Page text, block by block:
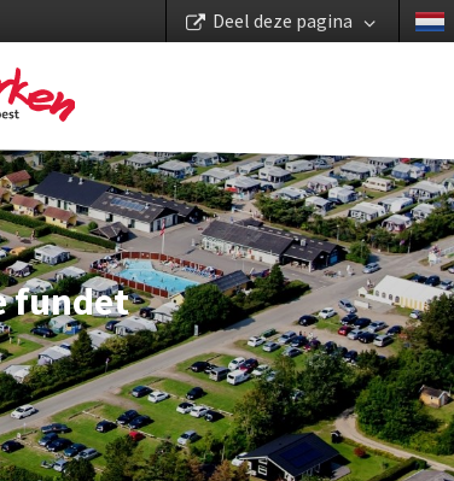
Deel deze pagina
fundet